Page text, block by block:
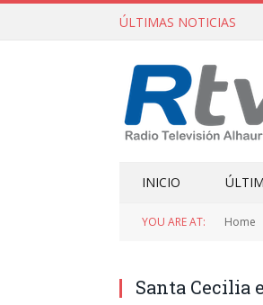
ÚLTIMAS NOTICIAS
INICIO
YOU ARE AT: Home
Santa Cecilia